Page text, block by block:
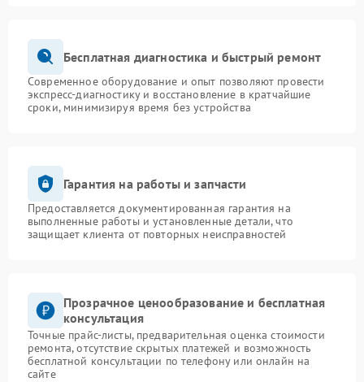
Бесплатная диагностика и быстрый ремонт
Современное оборудование и опыт позволяют провести
экспресс-диагностику и восстановление в кратчайшие
сроки, минимизируя время без устройства
Гарантия на работы и запчасти
Предоставляется документированная гарантия на
выполненные работы и установленные детали, что
защищает клиента от повторных неисправностей
Прозрачное ценообразование и бесплатная
консультация
Точные прайс-листы, предварительная оценка стоимости
ремонта, отсутствие скрытых платежей и возможность
бесплатной консультации по телефону или онлайн на
сайте